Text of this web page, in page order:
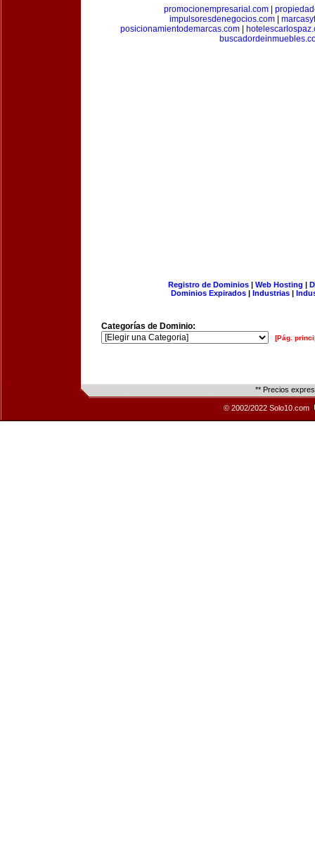
promocionempresarial.com|
impulsoresdenegocios.com|
posicionamientodemarcas.com|
Registro de Dominios| Web Hosting |
Dominios Expirados | Industrias |
Categorías de Dominio:
[Pág.
** Precios
© 2002/2022 Solo10.com